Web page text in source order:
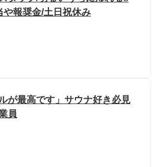
や報奨金/土日祝休み
が最高です」サウナ好き必見
員